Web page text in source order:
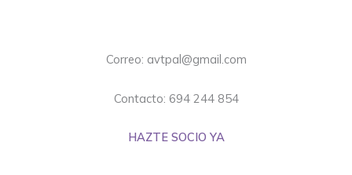
Correo: avtpal@gmail.com
Contacto: 694 244 854
HAZTE SOCIO YA